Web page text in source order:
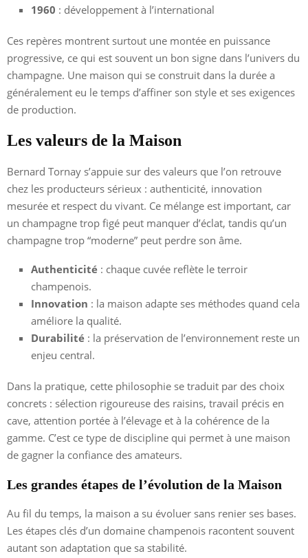
1960 : développement à l’international
Ces repères montrent surtout une montée en puissance
progressive, ce qui est souvent un bon signe dans l’univers du
champagne. Une maison qui se construit dans la durée a
généralement eu le temps d’affiner son style et ses exigences
de production.
Les valeurs de la Maison
Bernard Tornay s’appuie sur des valeurs que l’on retrouve
chez les producteurs sérieux : authenticité, innovation
mesurée et respect du vivant. Ce mélange est important, car
un champagne trop figé peut manquer d’éclat, tandis qu’un
champagne trop “moderne” peut perdre son âme.
Authenticité : chaque cuvée reflète le terroir
champenois.
Innovation : la maison adapte ses méthodes quand cela
améliore la qualité.
Durabilité : la préservation de l’environnement reste un
enjeu central.
Dans la pratique, cette philosophie se traduit par des choix
concrets : sélection rigoureuse des raisins, travail précis en
cave, attention portée à l’élevage et à la cohérence de la
gamme. C’est ce type de discipline qui permet à une maison
de gagner la confiance des amateurs.
Les grandes étapes de l’évolution de la Maison
Au fil du temps, la maison a su évoluer sans renier ses bases.
Les étapes clés d’un domaine champenois racontent souvent
autant son adaptation que sa stabilité.